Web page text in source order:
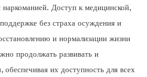
Доступ к медицинской,
без страха осуждения и
и нормализации жизни
продолжать развивать и
их доступность для всех